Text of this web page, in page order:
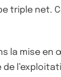
triple net.
la mise